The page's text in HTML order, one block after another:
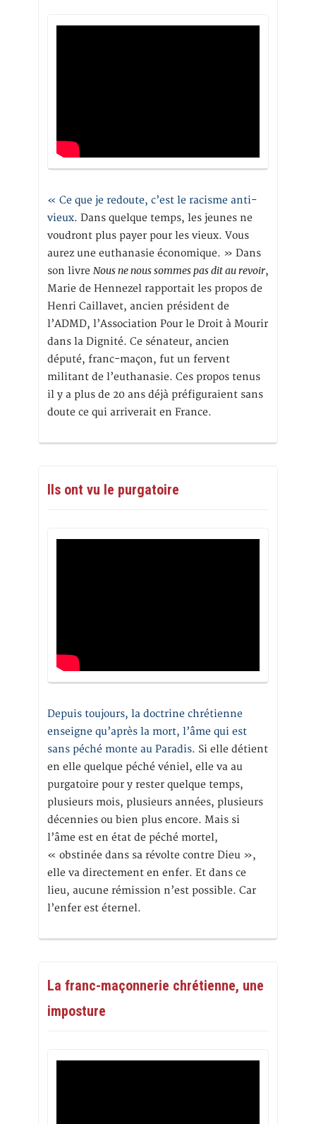
« Ce que je redoute, c’est le racisme anti-
vieux. Dans quelque temps, les jeunes ne
voudront plus payer pour les vieux. Vous
aurez une euthanasie économique. » Dans
son livre Nous ne nous sommes pas dit au revoir,
Marie de Hennezel rapportait les propos de
Henri Caillavet, ancien président de
l’ADMD, l’Association Pour le Droit à Mourir
dans la Dignité. Ce sénateur, ancien
député, franc-maçon, fut un fervent
militant de l’euthanasie. Ces propos tenus
il y a plus de 20 ans déjà préfiguraient sans
doute ce qui arriverait en France.
Ils ont vu le purgatoire
Depuis toujours, la doctrine chrétienne
enseigne qu’après la mort, l’âme qui est
sans péché monte au Paradis. Si elle détient
en elle quelque péché véniel, elle va au
purgatoire pour y rester quelque temps,
plusieurs mois, plusieurs années, plusieurs
décennies ou bien plus encore. Mais si
l’âme est en état de péché mortel,
« obstinée dans sa révolte contre Dieu »,
elle va directement en enfer. Et dans ce
lieu, aucune rémission n’est possible. Car
l’enfer est éternel.
La franc-maçonnerie chrétienne, une
imposture